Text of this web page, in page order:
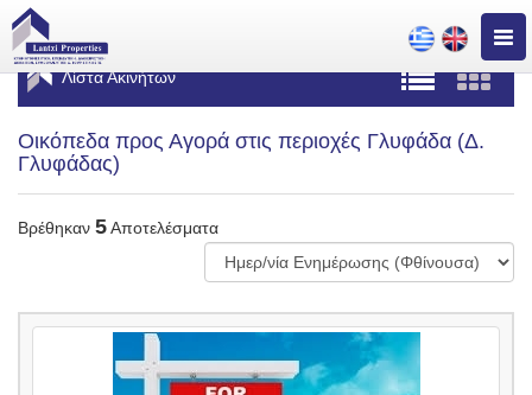
Λίστα Ακινήτων
Οικόπεδα προς Αγορά στις περιοχές Γλυφάδα (Δ.
Γλυφάδας)
Βρέθηκαν 5Αποτελέσματα